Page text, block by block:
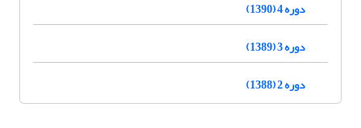
دوره 4 (1390)
دوره 3 (1389)
دوره 2 (1388)